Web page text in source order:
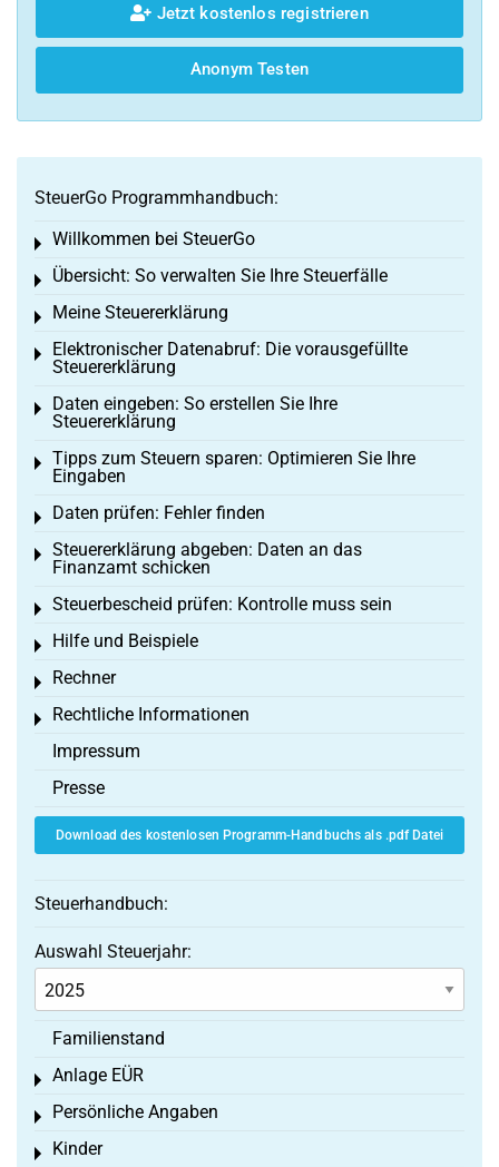
Jetzt kostenlos registrieren
Anonym Testen
SteuerGo Programmhandbuch:
Willkommen bei SteuerGo
Toggle menu
Übersicht: So verwalten Sie Ihre Steuerfälle
Toggle menu
Meine Steuererklärung
Toggle menu
Elektronischer Datenabruf: Die vorausgefüllte
Steuererklärung
Toggle menu
Daten eingeben: So erstellen Sie Ihre
Steuererklärung
Toggle menu
Tipps zum Steuern sparen: Optimieren Sie Ihre
Eingaben
Toggle menu
Daten prüfen: Fehler finden
Toggle menu
Steuererklärung abgeben: Daten an das
Finanzamt schicken
Toggle menu
Steuerbescheid prüfen: Kontrolle muss sein
Toggle menu
Hilfe und Beispiele
Toggle menu
Rechner
Toggle menu
Rechtliche Informationen
Toggle menu
Impressum
Presse
Download des kostenlosen Programm-Handbuchs als .pdf Datei
Steuerhandbuch:
Auswahl Steuerjahr:
Familienstand
Anlage EÜR
Toggle menu
Persönliche Angaben
Toggle menu
Kinder
Toggle menu